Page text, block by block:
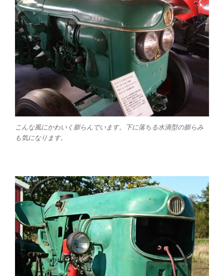
こんな風にかわいく膨らんでいます。下に落ちる水滴型の膨らみ
も気になります。